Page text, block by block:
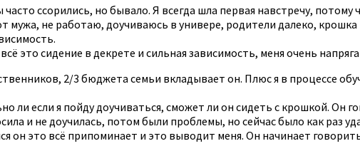
ссорились, но бывало. Я всегда шла первая навстречу,
мужа, не работаю, доучиваюсь в универе, родители далеко,
это сидение в декрете и сильная зависимость, меня очень
2/3 бюджета семьи вкладывает он. Плюс я в процессе
ли если я пойду доучиваться, сможет ли он сидеть с крошкой.
и не доучилась, потом были проблемы, но сейчас было как раз
он это всё припоминает и это выводит меня. Он начинает